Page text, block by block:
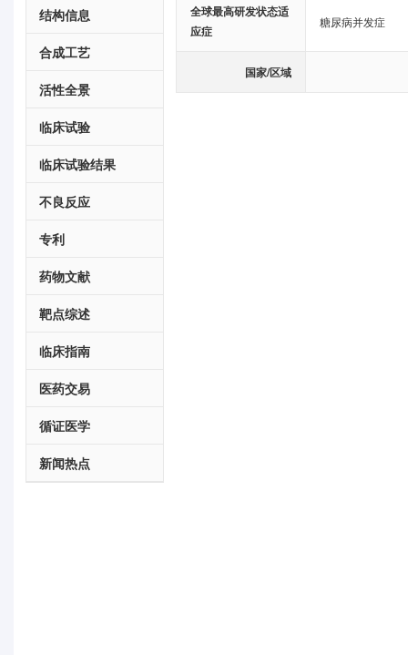
结构信息
合成工艺
活性全景
临床试验
临床试验结果
不良反应
专利
药物文献
靶点综述
临床指南
医药交易
循证医学
新闻热点
全球最高研发状态适
应症
糖尿病并发症
国家/区域